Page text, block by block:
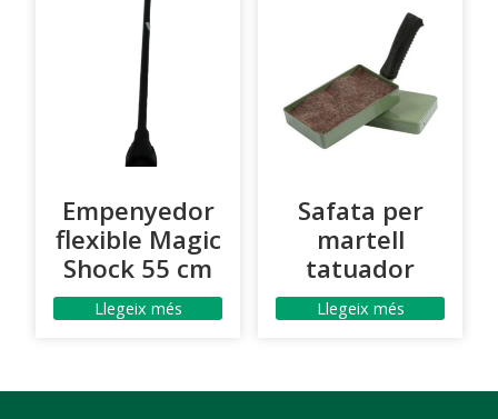
Empenyedor
flexible Magic
Shock 55 cm
Llegeix més
Safata per
martell
tatuador
Llegeix més